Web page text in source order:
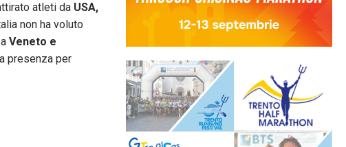
atleti da USA,
non ha voluto
Veneto e
presenza per